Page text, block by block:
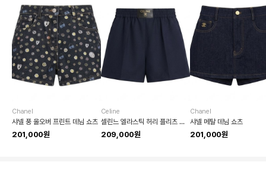
Chanel
샤넬 풍 올오버 프린트 데님 쇼츠
201,000원
Celine
셀린느 엘라스틱 허리 플리츠 울 쇼츠
209,000원
Chanel
샤넬 메탈 데님 쇼츠
201,000원